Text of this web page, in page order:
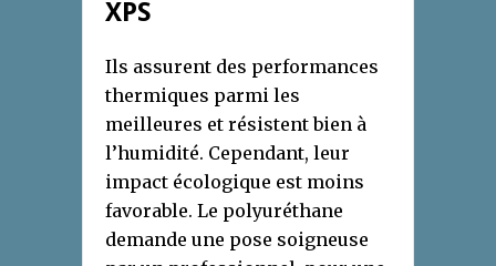
XPS
Ils assurent des performances
thermiques parmi les
meilleures et résistent bien à
l’humidité. Cependant, leur
impact écologique est moins
favorable. Le polyuréthane
demande une pose soigneuse